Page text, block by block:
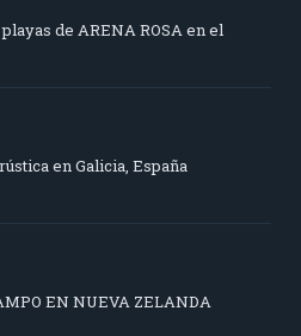
de ARENA ROSA en el
en Galicia, España
EN NUEVA ZELANDA